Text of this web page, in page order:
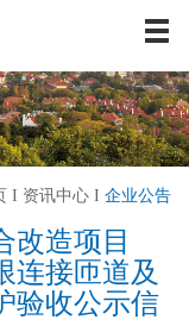
I 资讯中心 I 企业公告
改造项目
连接匝道及
验收公示信